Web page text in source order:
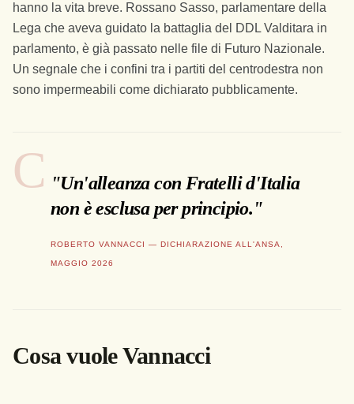
hanno la vita breve. Rossano Sasso, parlamentare della
Lega che aveva guidato la battaglia del DDL Valditara in
parlamento, è già passato nelle file di Futuro Nazionale.
Un segnale che i confini tra i partiti del centrodestra non
sono impermeabili come dichiarato pubblicamente.
"Un'alleanza con Fratelli d'Italia
non è esclusa per principio."
ROBERTO VANNACCI — DICHIARAZIONE ALL'ANSA,
MAGGIO 2026
Cosa vuole Vannacci